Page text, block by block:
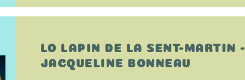
LO LAPIN DE LA SENT-MARTIN -
JACQUELINE BONNEAU